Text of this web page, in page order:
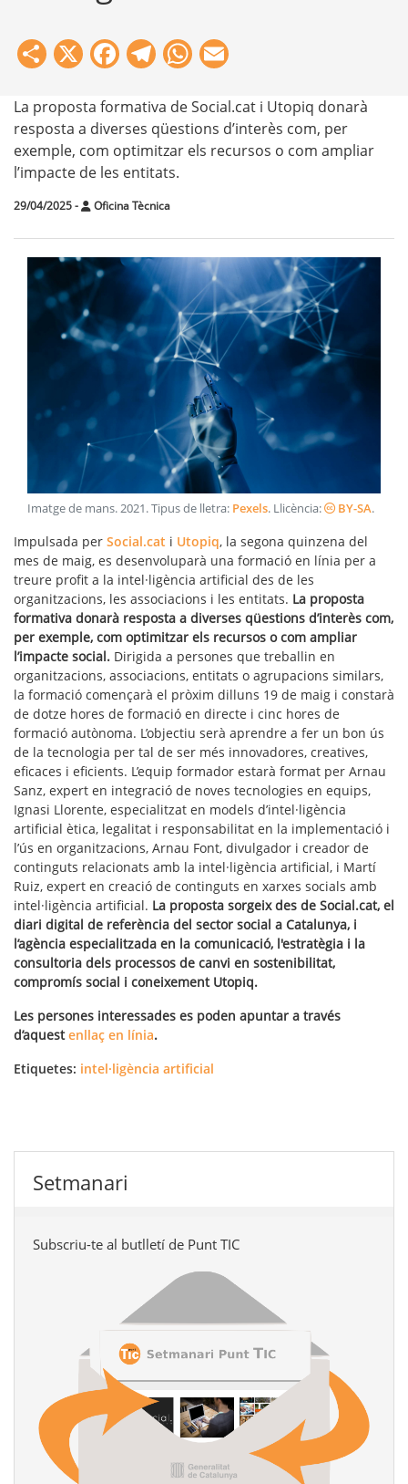
Share
X Facebook
Telegram
WhatsApp
La proposta formativa de Social.cat i Utopiq donarà
resposta a diverses qüestions d’interès com, per
exemple, com optimitzar els recursos o com ampliar
l’impacte de les entitats.
29/04/2025- Oficina Tècnica
Imatge de mans.2021. Tipus de lletra: Pexels. Llicència: BY-SA.
Impulsada per Social.cat i Utopiq, la segona quinzena del
mes de maig, es desenvoluparà una formació en línia per a
treure profit a la intel·ligència artificial des de les
organitzacions, les associacions i les entitats. La proposta
formativa donarà resposta a diverses qüestions d’interès com,
per exemple, com optimitzar els recursos o com ampliar
l’impacte social. Dirigida a persones que treballin en
organitzacions, associacions, entitats o agrupacions similars,
la formació començarà el pròxim dilluns 19 de maig i constarà
de dotze hores de formació en directe i cinc hores de
formació autònoma. L’objectiu serà aprendre a fer un bon ús
de la tecnologia per tal de ser més innovadores, creatives,
eficaces i eficients. L’equip formador estarà format per Arnau
Sanz, expert en integració de noves tecnologies en equips,
Ignasi Llorente, especialitzat en models d’intel·ligència
artificial ètica, legalitat i responsabilitat en la implementació i
l’ús en organitzacions, Arnau Font, divulgador i creador de
continguts relacionats amb la intel·ligència artificial, i Martí
Ruiz, expert en creació de continguts en xarxes socials amb
intel·ligència artificial. La proposta sorgeix des de Social.cat, el
diari digital de referència del sector social a Catalunya, i
l’agència especialitzada en la comunicació, l'estratègia i la
consultoria dels processos de canvi en sostenibilitat,
compromís social i coneixement Utopiq.
Les persones interessades es poden apuntar a través
d’aquestenllaç en línia.
Etiquetes: intel·ligència artificial
Setmanari
Subscriu-te al butlletí de Punt TIC